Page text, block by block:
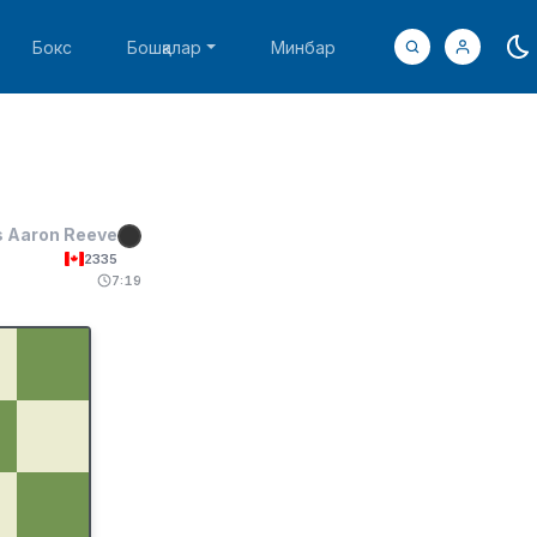
Бокс Бошқалар Минбар
Aaron Reeve
2335
7:19